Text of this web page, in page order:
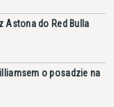
Astona do Red Bulla
o posadzie na